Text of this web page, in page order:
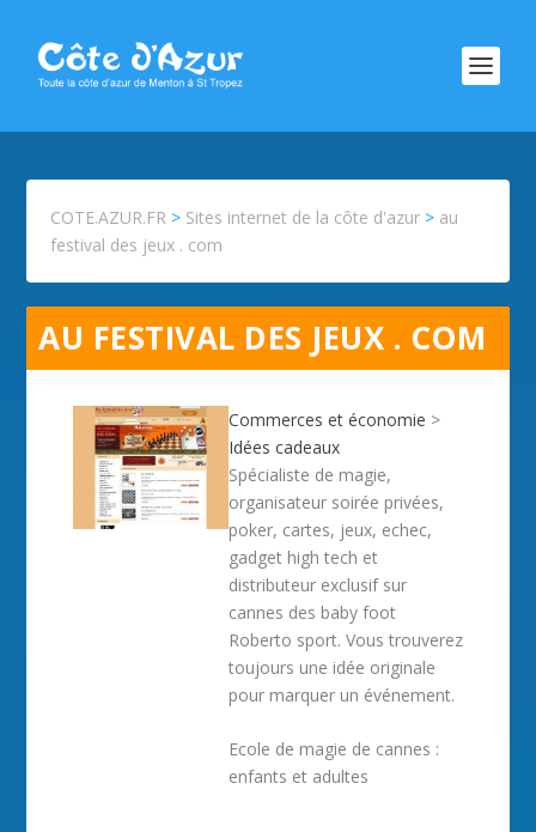
COTE.AZUR.FR > Sites internet de la côte d'azur > au
festival des jeux . com
AU FESTIVAL DES JEUX . COM
Commerces et économie >
Idées cadeaux
Spécialiste de magie,
organisateur soirée privées,
poker, cartes, jeux, echec,
gadget high tech et
distributeur exclusif sur
cannes des baby foot
Roberto sport. Vous trouverez
toujours une idée originale
pour marquer un événement.
Ecole de magie de cannes :
enfants et adultes